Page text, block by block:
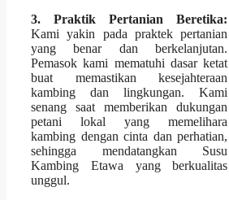
3. Praktik Pertanian Beretika:
Kami yakin pada praktek pertanian
yang benar dan berkelanjutan.
Pemasok kami mematuhi dasar ketat
buat memastikan kesejahteraan
kambing dan lingkungan. Kami
senang saat memberikan dukungan
petani lokal yang memelihara
kambing dengan cinta dan perhatian,
sehingga mendatangkan Susu
Kambing Etawa yang berkualitas
unggul.